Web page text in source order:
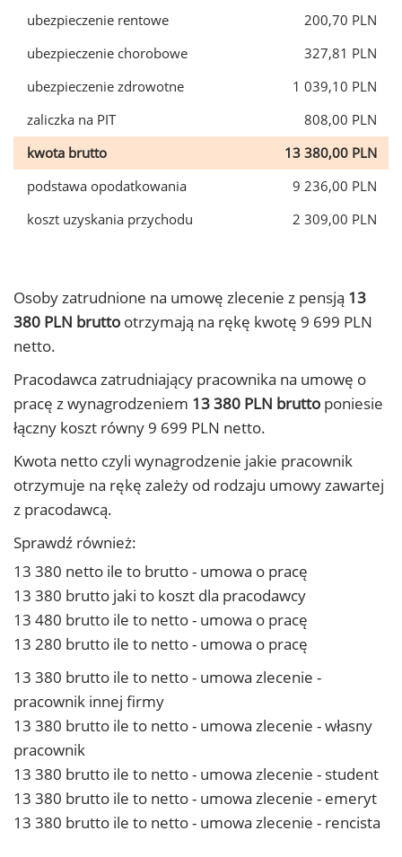
ubezpieczenie rentowe
200,70 PLN
ubezpieczenie chorobowe
327,81 PLN
ubezpieczenie zdrowotne
1 039,10 PLN
zaliczka na PIT
808,00 PLN
kwota brutto
13 380,00 PLN
podstawa opodatkowania
9 236,00 PLN
koszt uzyskania przychodu
2 309,00 PLN
Osoby zatrudnione na umowę zlecenie z pensją 13
380 PLN brutto otrzymają na rękę kwotę 9 699 PLN
netto.
Pracodawca zatrudniający pracownika na umowę o
pracę z wynagrodzeniem 13 380 PLN brutto poniesie
łączny koszt równy 9 699 PLN netto.
Kwota netto czyli wynagrodzenie jakie pracownik
otrzymuje na rękę zależy od rodzaju umowy zawartej
z pracodawcą.
Sprawdź również:
13 380 netto ile to brutto - umowa o pracę
13 380 brutto jaki to koszt dla pracodawcy
13 480 brutto ile to netto - umowa o pracę
13 280 brutto ile to netto - umowa o pracę
13 380 brutto ile to netto - umowa zlecenie -
pracownik innej firmy
13 380 brutto ile to netto - umowa zlecenie - własny
pracownik
13 380 brutto ile to netto - umowa zlecenie - student
13 380 brutto ile to netto - umowa zlecenie - emeryt
13 380 brutto ile to netto - umowa zlecenie - rencista